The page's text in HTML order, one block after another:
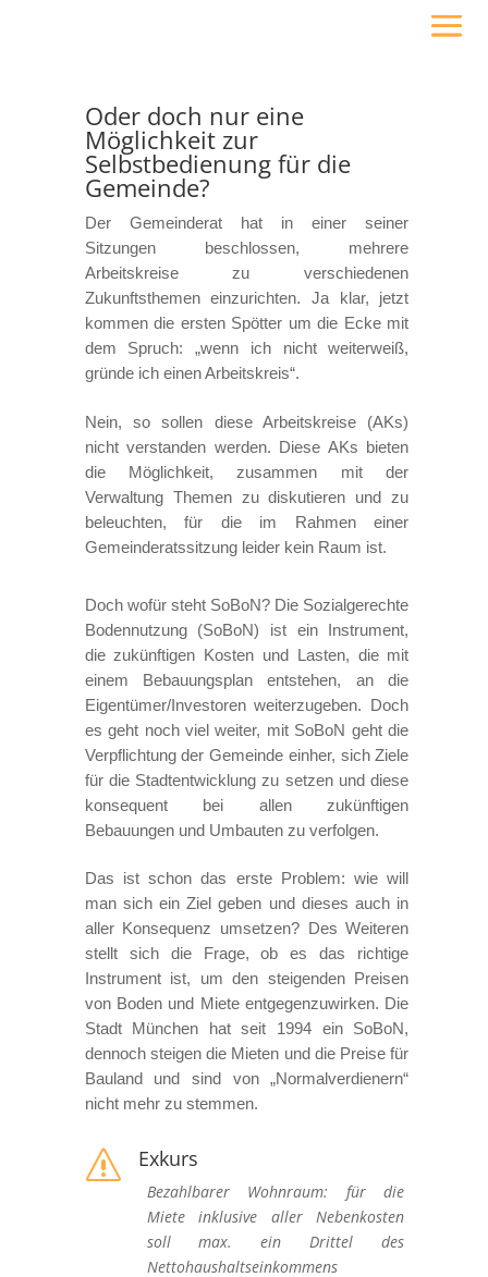
Oder doch nur eine
Möglichkeit zur
Selbstbedienung für die
Gemeinde?
Der Gemeinderat hat in einer seiner
Sitzungen beschlossen, mehrere
Arbeitskreise zu verschiedenen
Zukunftsthemen einzurichten. Ja klar, jetzt
kommen die ersten Spötter um die Ecke mit
dem Spruch: „wenn ich nicht weiterweiß,
gründe ich einen Arbeitskreis“.
Nein, so sollen diese Arbeitskreise (AKs)
nicht verstanden werden. Diese AKs bieten
die Möglichkeit, zusammen mit der
Verwaltung Themen zu diskutieren und zu
beleuchten, für die im Rahmen einer
Gemeinderatssitzung leider kein Raum ist.
Doch wofür steht SoBoN? Die Sozialgerechte
Bodennutzung (SoBoN) ist ein Instrument,
die zukünftigen Kosten und Lasten, die mit
einem Bebauungsplan entstehen, an die
Eigentümer/Investoren weiterzugeben. Doch
es geht noch viel weiter, mit SoBoN geht die
Verpflichtung der Gemeinde einher, sich Ziele
für die Stadtentwicklung zu setzen und diese
konsequent bei allen zukünftigen
Bebauungen und Umbauten zu verfolgen.
Das ist schon das erste Problem: wie will
man sich ein Ziel geben und dieses auch in
aller Konsequenz umsetzen? Des Weiteren
stellt sich die Frage, ob es das richtige
Instrument ist, um den steigenden Preisen
von Boden und Miete entgegenzuwirken. Die
Stadt München hat seit 1994 ein SoBoN,
dennoch steigen die Mieten und die Preise für
Bauland und sind von „Normalverdienern“
nicht mehr zu stemmen.
s Exkurs
Bezahlbarer Wohnraum: für die
Miete inklusive aller Nebenkosten
soll max. ein Drittel des
Nettohaushaltseinkommens